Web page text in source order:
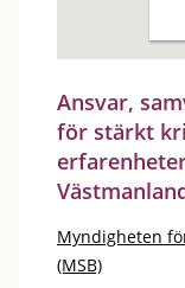
Ansvar,
för stärkt
Myndigheten
(MSB)